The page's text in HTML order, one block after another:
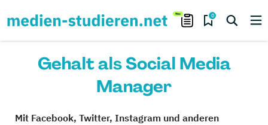
0
Gehalt als Social Media
Manager
Mit Facebook, Twitter, Instagram und anderen